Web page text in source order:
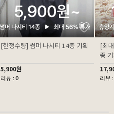
[한정수량] 썸머 나시티 14종 기획
5,900원
리뷰 : 0
[최
종
리뷰